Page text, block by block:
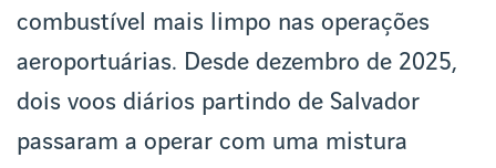
combustível mais limpo nas operações
aeroportuárias. Desde dezembro de 2025,
dois voos diários partindo de Salvador
passaram a operar com uma mistura